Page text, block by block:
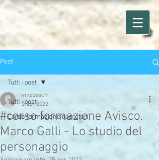
Post
Tutti i post
Corso formazione operatori
Tutti i post
#corso formazione Avisco.
Marco Galli - Lo studio del
personaggio
vinzbeschi
2 apr 2022